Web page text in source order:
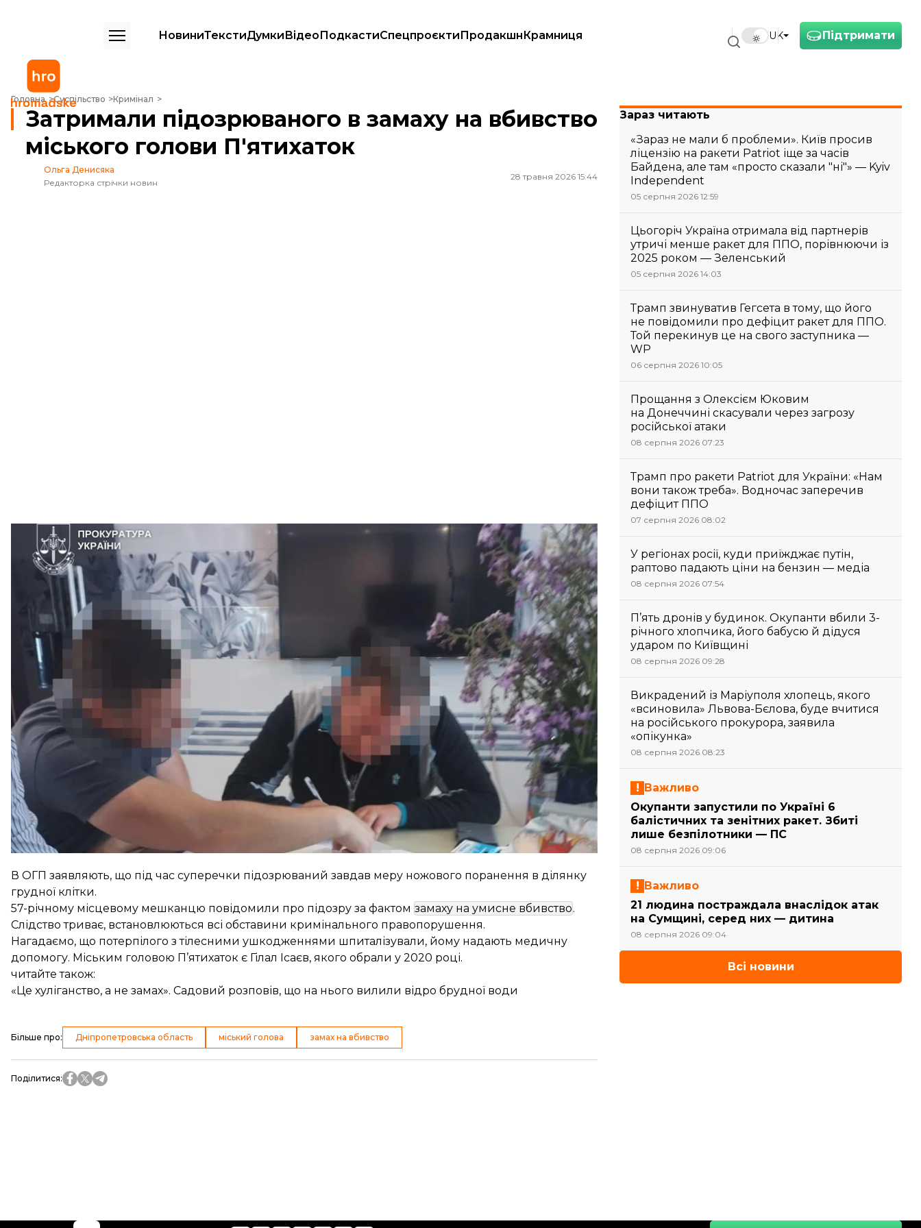
Підтримати
UK
НовиниТекстиДумкиВідеоПодкастиСпецпроєктиПродакшнКрамниця
Головна Суспільство Кримінал
Затримали підозрюваного в замаху на вбивство міського голови П'ятихаток
Затримали підозрюваного в замаху на вбивство
міського голови П'ятихаток
Ольга Денисяка
Редакторка стрічки новин
28 травня 2026 15:44
Офіс генпрокурора
Правоохоронці затримали підозрюваного в замаху на вбивство міського голови П’ятихаток
Дніпропетровської області Гілала Ісаєва.
повідомили
в Офісі генерального прокурора.
Підозрюваним виявився 57-річний місцевий фермер.
За даними слідства, 26 травня близько 10:40 поблизу будівлі П’ятихатської міської ради між
чоловіками виник словесний конфлікт під час обговорення питання щодо самовільного
використання комунальної власності.
В ОГП заявляють, що під час суперечки підозрюваний завдав меру ножового поранення в ділянку
грудної клітки.
57-річному місцевому мешканцю повідомили про підозру за фактом замаху на умисне вбивство.
Слідство триває, встановлюються всі обставини кримінального правопорушення.
Нагадаємо, що потерпілого з тілесними ушкодженнями шпиталізували, йому надають медичну
допомогу. Міським головою П’ятихаток є Гілал Ісаєв, якого обрали у 2020 році.
читайте також:
«Це хуліганство, а не замах». Садовий розповів, що на нього вилили відро брудної води
Більше про: Дніпропетровська область міський голова замах на вбивство
Поділитися:
Зараз читають
«Зараз не мали б проблеми». Київ просив
ліцензію на ракети Patriot іще за часів
Байдена, але там «просто сказали "ні"» — Kyiv
Independent
05 серпня 2026 12:59
Цьогоріч Україна отримала від партнерів
утричі менше ракет для ППО, порівнюючи із
2025 роком — Зеленський
05 серпня 2026 14:03
Трамп звинуватив Гегсета в тому, що його
не повідомили про дефіцит ракет для ППО.
Той перекинув це на свого заступника —
WP
06 серпня 2026 10:05
Прощання з Олексієм Юковим
на Донеччині скасували через загрозу
російської атаки
08 серпня 2026 07:23
Трамп про ракети Patriot для України: «Нам
вони також треба». Водночас заперечив
дефіцит ППО
07 серпня 2026 08:02
У регіонах росії, куди приїжджає путін,
раптово падають ціни на бензин — медіа
08 серпня 2026 07:54
П’ять дронів у будинок. Окупанти вбили 3-
річного хлопчика, його бабусю й дідуся
ударом по Київщині
08 серпня 2026 09:28
Викрадений із Маріуполя хлопець, якого
«всиновила» Львова-Бєлова, буде вчитися
на російського прокурора, заявила
«опікунка»
08 серпня 2026 08:23
Важливо
Окупанти запустили по Україні 6
балістичних та зенітних ракет. Збиті
лише безпілотники — ПС
08 серпня 2026 09:06
Важливо
21 людина постраждала внаслідок атак
на Сумщині, серед них — дитина
08 серпня 2026 09:04
Всі новини